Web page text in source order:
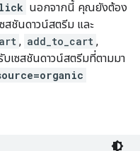
นอกจากนี้ คุณยังต้อง
สชันดาวน์สตรีม และ
, add_to_cart ,
บเซสชันดาวน์สตรีมที่ตามมา